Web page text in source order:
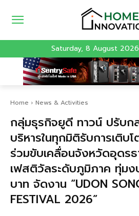
Saturday, 8 August
Home News & Activities
กลุ่มธุรกิจยูดี ทาวน์ ปรับก
บริหารในทุกมิติรับการเติบ
ร่วมขับเคลื่อนจังหวัดอุดรธ
เฟสติวัลระดับภูมิภาค ทุ่ม
บาท จัดงาน “UDON
FESTIVAL 2026”